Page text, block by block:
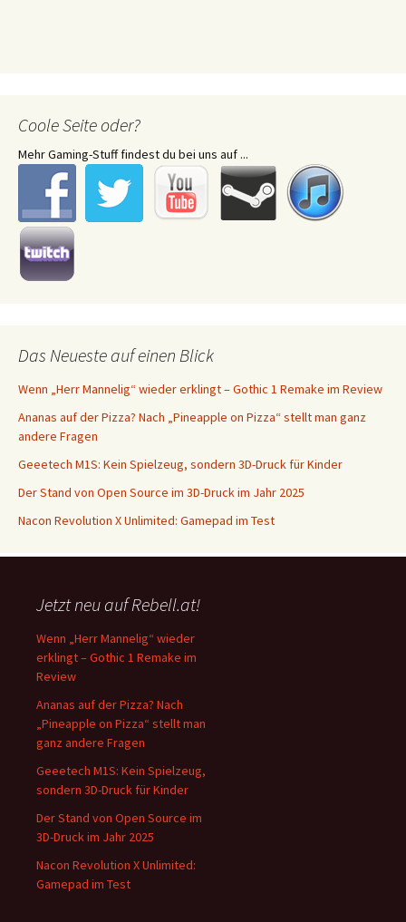
Coole Seite oder?
Mehr Gaming-Stuff findest du bei uns auf ...
Das Neueste auf einen Blick
Wenn „Herr Mannelig“ wieder erklingt – Gothic 1 Remake im Review
Ananas auf der Pizza? Nach „Pineapple on Pizza“ stellt man ganz
andere Fragen
Geeetech M1S: Kein Spielzeug, sondern 3D-Druck für Kinder
Der Stand von Open Source im 3D-Druck im Jahr 2025
Nacon Revolution X Unlimited: Gamepad im Test
Jetzt neu auf Rebell.at!
Wenn „Herr Mannelig“ wieder
erklingt – Gothic 1 Remake im
Review
Ananas auf der Pizza? Nach
„Pineapple on Pizza“ stellt man
ganz andere Fragen
Geeetech M1S: Kein Spielzeug,
sondern 3D-Druck für Kinder
Der Stand von Open Source im
3D-Druck im Jahr 2025
Nacon Revolution X Unlimited:
Gamepad im Test